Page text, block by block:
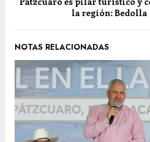
la región: Bedolla
NOTAS RELACIONADAS